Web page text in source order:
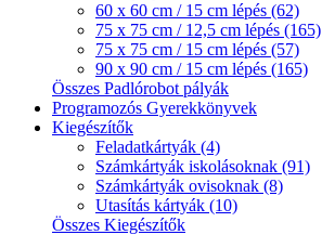
60 x 60 cm / 15 cm lépés (62)
75 x 75 cm / 12,5 cm lépés (165)
75 x 75 cm / 15 cm lépés (57)
90 x 90 cm / 15 cm lépés (165)
Összes Padlórobot pályák
Programozós Gyerekkönyvek
Kiegészítők
Feladatkártyák (4)
Számkártyák iskolásoknak (91)
Számkártyák ovisoknak (8)
Utasítás kártyák (10)
Összes Kiegészítők